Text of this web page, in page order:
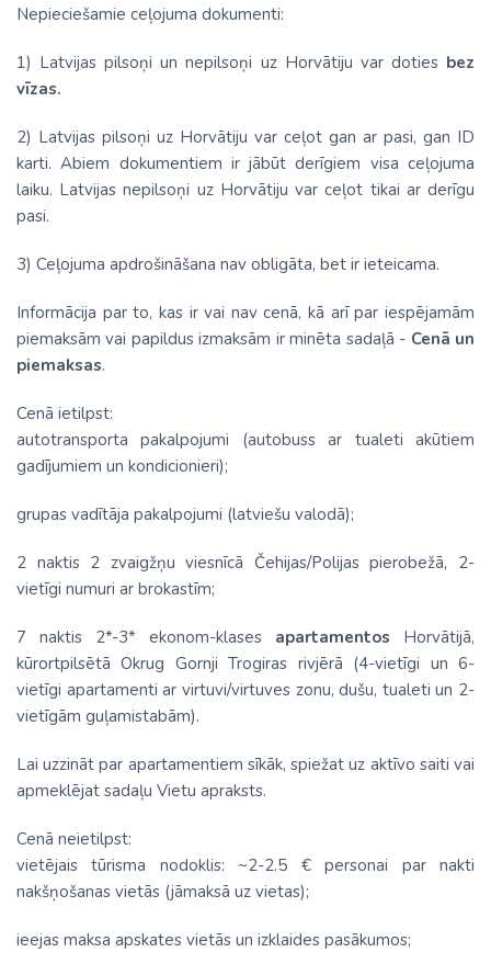
Nepieciešamie ceļojuma dokumenti:
1) Latvijas pilsoņi un nepilsoņi uz Horvātiju var doties bez
vīzas.
2) Latvijas pilsoņi uz Horvātiju var ceļot gan ar pasi, gan ID
karti. Abiem dokumentiem ir jābūt derīgiem visa ceļojuma
laiku. Latvijas nepilsoņi uz Horvātiju var ceļot tikai ar derīgu
pasi.
3) Ceļojuma apdrošināšana nav obligāta, bet ir ieteicama.
Informācija par to, kas ir vai nav cenā, kā arī par iespējamām
piemaksām vai papildus izmaksām ir minēta sadaļā - Cenā un
piemaksas.
Cenā ietilpst:
autotransporta pakalpojumi (autobuss ar tualeti akūtiem
gadījumiem un kondicionieri);
grupas vadītāja pakalpojumi (latviešu valodā);
2 naktis 2 zvaigžņu viesnīcā Čehijas/Polijas pierobežā, 2-
vietīgi numuri ar brokastīm;
7 naktis 2*-3* ekonom-klases apartamentos Horvātijā,
kūrortpilsētā Okrug Gornji Trogiras rivjērā (4-vietīgi un 6-
vietīgi apartamenti ar virtuvi/virtuves zonu, dušu, tualeti un 2-
vietīgām guļamistabām).
Lai uzzināt par apartamentiem sīkāk, spiežat uz aktīvo saiti vai
apmeklējat sadaļu Vietu apraksts.
Cenā neietilpst:
vietējais tūrisma nodoklis: ~2-2.5 € personai par nakti
nakšņošanas vietās (jāmaksā uz vietas);
ieejas maksa apskates vietās un izklaides pasākumos;